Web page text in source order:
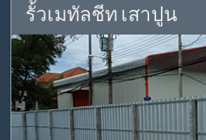
รั้วเมทัลชีท เสาปูน